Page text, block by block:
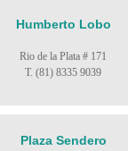
Humberto Lobo
Rio de la Plata # 171
T. (81) 8335 9039
Plaza Sendero